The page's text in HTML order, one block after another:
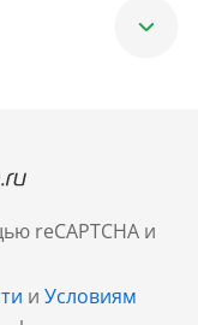
reCAPTCHA и
и Условиям